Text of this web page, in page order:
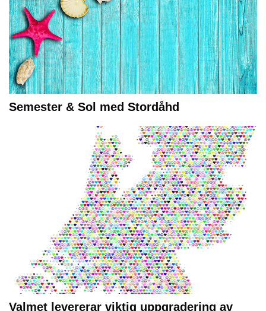
Semester & Sol med Stordåhd
Valmet levererar viktig uppgradering av